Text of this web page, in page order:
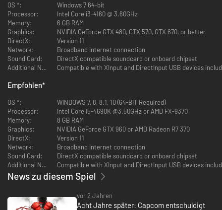
Kampfgeld gewinnen können! Mit Kampfgeld können Sie sich weitere
Charaktere, Kostüme, Stufen und mehr kaufen!
Laden Sie sich noch heute die kinoreife Story „Ein Schatten fällt“ GRATIS
herunter! M. Bison schickt sieben Schwarze Monde in die Umlaufbahn,
was ihm unvorstellbare Macht verleiht, während die Erde in Finsternis
versinkt.
Street Fighter V: Champion Edition ist das ultimative Paket, das alle
Inhalte (außer den Kostümen für Fighting Chance, Kostümen aus der
Zusammenarbeit mit anderen Marken und die des DLC der Capcom Pro
Tour) enthält, sowohl vom Original wie auch von der Street Fighter V:
Arcade Edition. Außerdem sind sämtliche Charaktere, Ebenen und
Kostüme nach Veröffentlichung der Arcade Edition beigefügt. Das
bedeutet 40 Charaktere, 34 Ebenen und über 200 Kostüme!
V-Trigger 1 und 2
Verwende mächtige Techniken und exklusive Techniken, indem du V-
Trigger 1 oder 2 mit dem Charakter deiner Wahl aktivierst! Verursache
gleichzeitig einen harten Schlag und einen harten Kick ausführst,
während deine V-Gauge voll ist.
OS *:
Windows 7 64-bit
Processor:
Intel Core i3-4160 @ 3.60GHz
Memory:
6 GB RAM
Graphics:
NVIDIA GeForce GTX 480, GTX 570, GTX 670, or better
DirectX:
Version 11
Network:
Broadband Internet connection
Sound Card:
DirectX compatible soundcard or onboard chipset
Additional Notes:
Compatible with XInput and DirectInput USB devices
Empfohlen*
OS *:
WINDOWS 7, 8, 8.1, 10 (64-BIT Required)
Processor:
Intel Core i5-4690K @3.50GHz or AMD FX-9370
Memory:
8 GB RAM
Graphics:
NVIDIA GeForce GTX 960 or AMD Radeon R7 370
DirectX:
Version 11
Network:
Broadband Internet connection
Sound Card:
DirectX compatible soundcard or onboard chipset
Additional Notes:
Compatible with XInput and DirectInput USB devices
News zu diesem Spiel
vor 2 Jahren
Acht Jahre später: Capcom entschuldigt